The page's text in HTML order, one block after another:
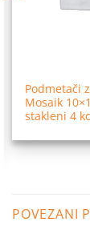
Podmetači
Mosaik
stakleni 4
POVEZANI